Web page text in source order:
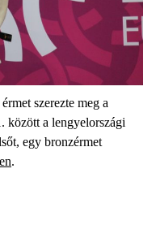
szerezte meg a
között a lengyelországi
egy bronzérmet
.